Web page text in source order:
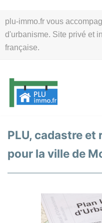
plu-immo.fr vous
d'urbanisme. Site privé et
française.
au
contenu
PLU, cadastre
pour la ville de